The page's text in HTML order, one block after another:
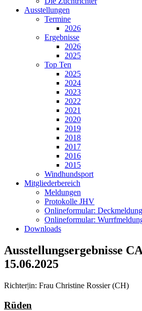
Ausstellungen
Termine
2026
Ergebnisse
2026
2025
Top Ten
2025
2024
2023
2022
2021
2020
2019
2018
2017
2016
2015
Windhundsport
Mitgliederbereich
Meldungen
Protokolle JHV
Onlineformular: Deckmeldung
Onlineformular:
Downloads
Ausstellungsergebnisse
15.06.2025
Richter|in: Frau Christine Rossier (CH)
Rüden